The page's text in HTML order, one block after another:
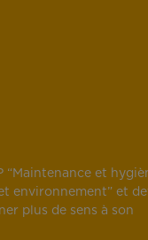
et
environnement” et
plus de sens à son